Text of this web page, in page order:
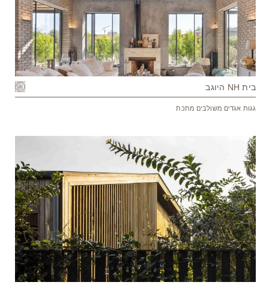
בית NH היוגב
גגות אגדים משולבים מתכת